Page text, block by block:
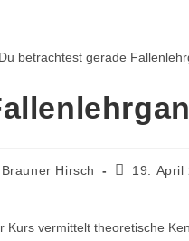
Brauner Hirsch 19. April
Kurs vermittelt theoretische